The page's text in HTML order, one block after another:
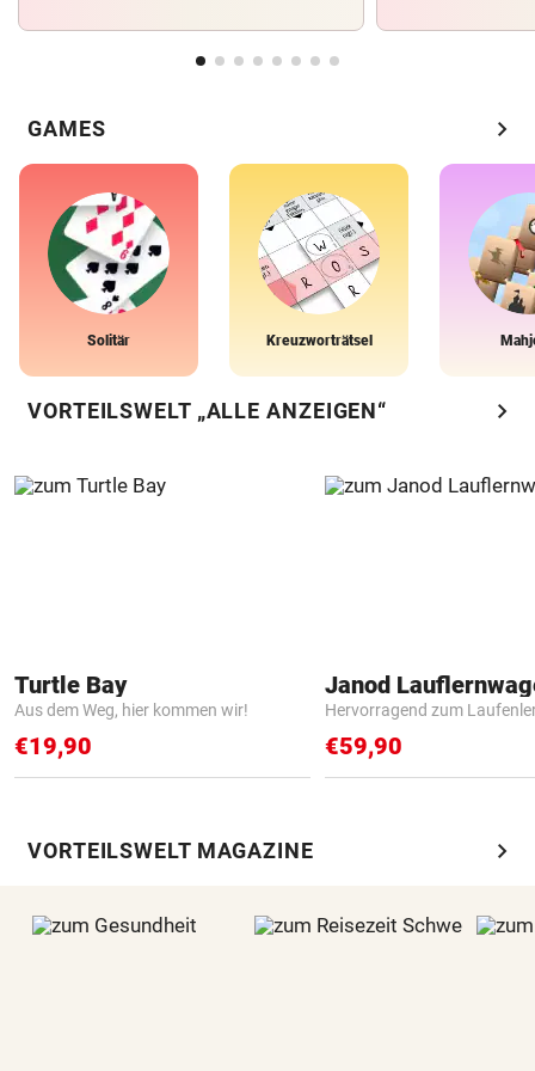
GAMES chevron_right
Solitär Kreuzworträtsel
VORTEILSWELT „ALLE ANZEIGEN“ chevron_right
Turtle Bay
Aus dem Weg, hier kommen wir!
€19,90
Janod
Hervorragend zum
€59,90
VORTEILSWELT MAGAZINE chevron_right